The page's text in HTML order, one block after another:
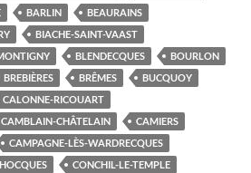
BARLIN
BEAURAINS
BIACHE-SAINT-VAAST
BLENDECQUES
BOURLON
BREBIÈRES BRÊMES
BUCQUOY
CALONNE-RICOUART
CAMBLAIN-CHÂTELAIN
CAMIERS
CAMPAGNE-LÈS-WARDRECQUES
CONCHIL-LE-TEMPLE